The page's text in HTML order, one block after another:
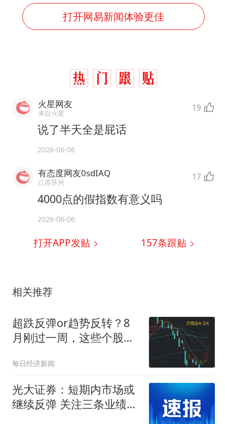
打开网易新闻体验更佳
火星网友
来自火星 19
说了半天全是屁话
2026-06-06
有态度网友0sdIAQ
江苏苏州 17
4000点的假指数有意义吗
2026-06-06
打开APP发贴 157条跟贴
相关推荐
超跌反弹or趋势反转？8
月刚过一周，这些个股已
单）
每日经济新闻
光大证券：短期内市场或
继续反弹 关注三条业绩主